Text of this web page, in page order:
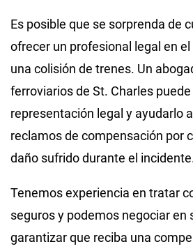
Es posible que se sorprenda de
ofrecer un profesional legal en
una colisión de trenes. Un
ferroviarios de St. Charles
representación legal y ayudarlo
reclamos de compensación por
daño sufrido durante el
Tenemos experiencia en tratar
seguros y podemos negociar en
garantizar que reciba una